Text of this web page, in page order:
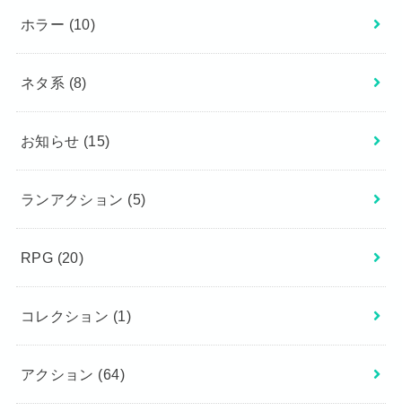
ホラー (10)
ネタ系 (8)
お知らせ (15)
ランアクション (5)
RPG (20)
コレクション (1)
アクション (64)